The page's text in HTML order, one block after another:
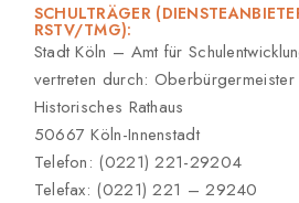
SCHULTRÄGER
RSTV/TMG):
Stadt Köln – Amt für
vertreten durch: Oberbürgermeister
Historisches Rathaus
50667 Köln-Innenstadt
Telefon: (0221) 221-29204
Telefax: (0221) 221 – 29240